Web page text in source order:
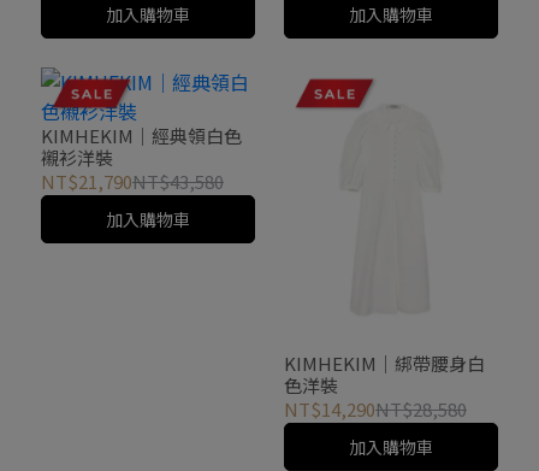
加入購物車 加入購物車
KIMHEKIM｜經典領白色
襯衫洋裝
NT$21,790NT$43,580
加入購物車
KIMHEKIM｜綁帶腰身白
色洋裝
NT$14,290NT$28,580
加入購物車